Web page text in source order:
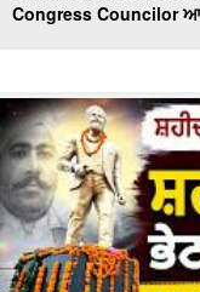
Congress Councilor